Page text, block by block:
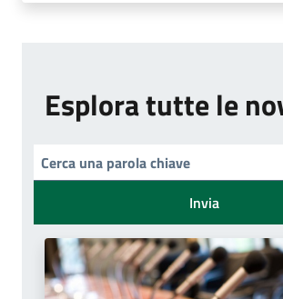
Esplora tutte le
Invia